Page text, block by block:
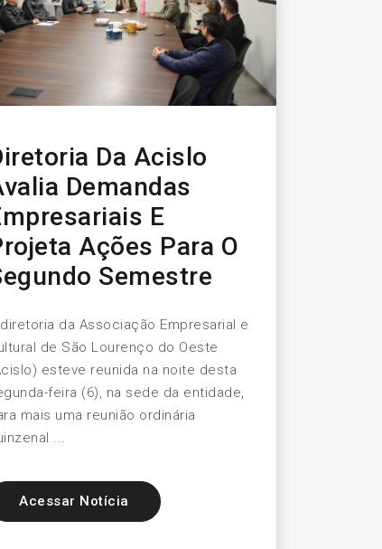
Da Acislo
Demandas
E
Ações Para O
Semestre
da Associação Empresarial e
de São Lourenço do Oeste
esteve reunida na noite desta
feira (6), na sede da entidade,
mais uma reunião ordinária
...
Acessar Notícia